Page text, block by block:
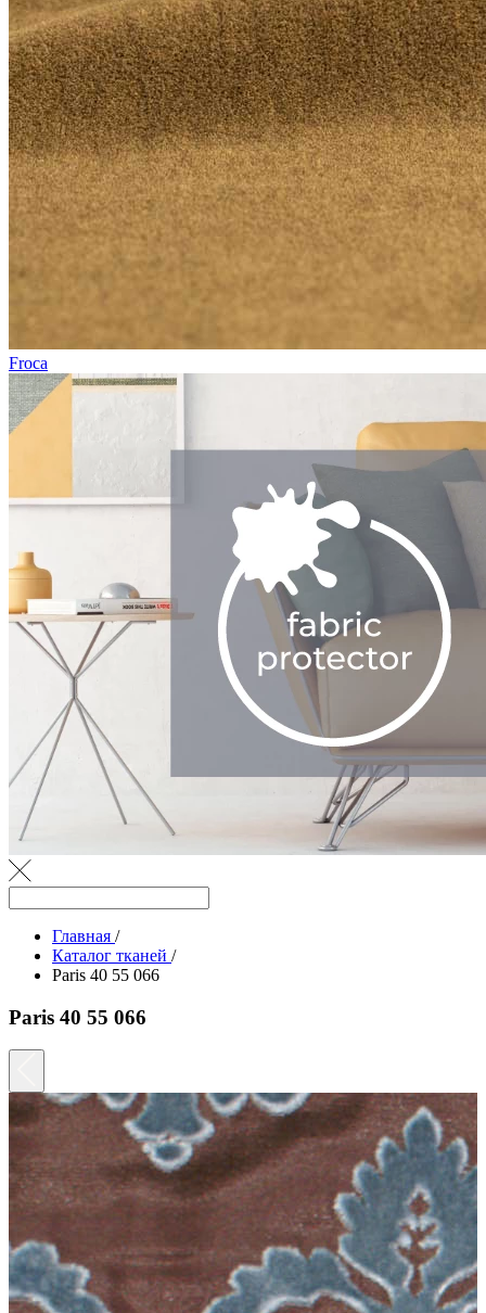
Froca
Главная /
Каталог тканей /
Paris 40 55 066
Paris 40 55 066